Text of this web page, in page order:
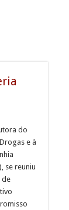
do
e à
se reuniu
de